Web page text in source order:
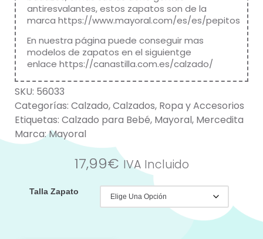
antiresvalantes, estos zapatos son de la
marca https://www.mayoral.com/es/es/pepitos
En nuestra página puede conseguir mas
modelos de zapatos en el siguientge
enlace https://canastilla.com.es/calzado/
SKU: 56033
Categorías: Calzado,Calzados, Ropa y Accesorios
Etiquetas: Calzado para Bebé, Mayoral, Mercedita
Marca:Mayoral
17,99€ IVA Incluido
Talla Zapato